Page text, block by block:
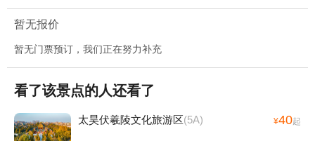
暂无报价
暂无门票预订，我们正在努力补充
看了该景点的人还看了
太昊伏羲陵文化旅游区(5A) ¥40起